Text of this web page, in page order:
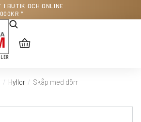
I BUTIK OCH ONLINE
*
Hyllor Skåp med dörr